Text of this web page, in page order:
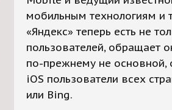
мобильным технологиям и
«Яндекс» теперь есть не
пользователей, обращает
по-прежнему не
iOS пользователи всех
или Bing.